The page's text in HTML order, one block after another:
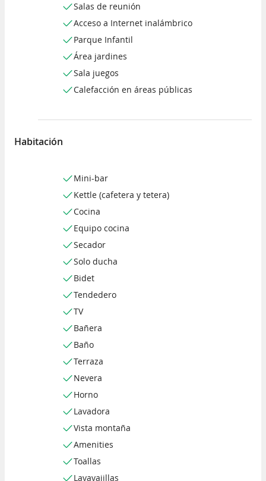
Salas de reunión
Acceso a Internet inalámbrico
Parque Infantil
Área jardines
Sala juegos
Calefacción en áreas públicas
Habitación
Mini-bar
Kettle (cafetera y tetera)
Cocina
Equipo cocina
Secador
Solo ducha
Bidet
Tendedero
TV
Bañera
Baño
Terraza
Nevera
Horno
Lavadora
Vista montaña
Amenities
Toallas
Lavavajillas